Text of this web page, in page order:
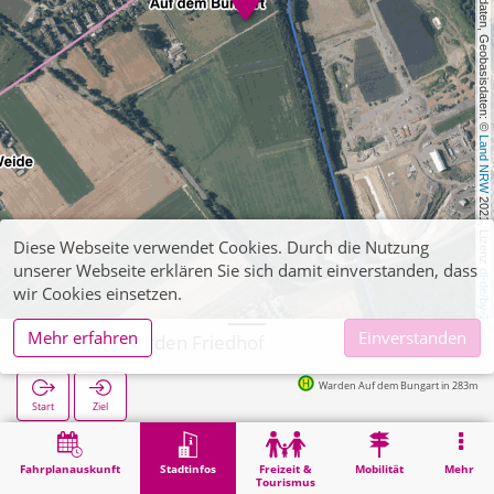
, Kartendaten, Geobasisdaten: ©
Land NRW
2021, Lizenz
dl-de/by-2-0
Fahrplanauskunft Stadtinfos
Freizeit &
Tourismus
Mobilität Mehr
Alsdorf, Warden Friedhof
Start Ziel
Warden Auf dem Bungart in 283m
Stadtinfos Alsdorf, Warden Friedhof
Diese Webseite verwendet Cookies. Durch die Nutzung
unserer Webseite erklären Sie sich damit einverstanden, dass
wir Cookies einsetzen.
Mehr erfahren
Einverstanden